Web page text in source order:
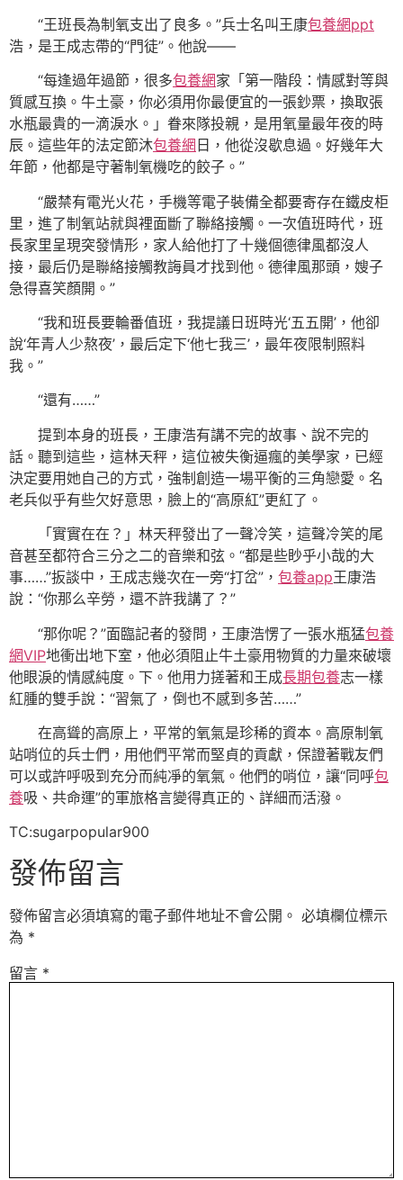
“王班長為制氧支出了良多。”兵士名叫王康包養網ppt
浩，是王成志帶的“門徒”。他說——
“每逢過年過節，很多包養網家「第一階段：情感對等與
質感互換。牛土豪，你必須用你最便宜的一張鈔票，換取張
水瓶最貴的一滴淚水。」眷來隊投親，是用氧量最年夜的時
辰。這些年的法定節沐包養網 日，他從沒歇息過。好幾年大
年節，他都是守著制氧機吃的餃子。”
“嚴禁有電光火花，手機等電子裝備全都要寄存在鐵皮柜
里，進了制氧站就與裡面斷了聯絡接觸。一次值班時代，班
長家里呈現突發情形，家人給他打了十幾個德律風都沒人
接，最后仍是聯絡接觸教誨員才找到他。德律風那頭，嫂子
急得喜笑顏開。”
“我和班長要輪番值班，我提議日班時光‘五五開’，他卻
說‘年青人少熬夜’，最后定下‘他七我三’，最年夜限制照料
我。”
“還有……”
提到本身的班長，王康浩有講不完的故事、說不完的
話。聽到這些，這林天秤，這位被失衡逼瘋的美學家，已經
決定要用她自己的方式，強制創造一場平衡的三角戀愛。名
老兵似乎有些欠好意思，臉上的“高原紅”更紅了。
「實實在在？」林天秤發出了一聲冷笑，這聲冷笑的尾
音甚至都符合三分之二的音樂和弦。“都是些眇乎小哉的大
事……”扳談中，王成志幾次在一旁“打岔”， 包養app王康浩
說：“你那么辛勞，還不許我講了？”
“那你呢？”面臨記者的發問，王康浩愣了一張水瓶猛包養
網VIP地衝出地下室，他必須阻止牛土豪用物質的力量來破壞
他眼淚的情感純度。下。他用力搓著和王成長期包養志一樣
紅腫的雙手說：“習氣了，倒也不感到多苦……”
在高聳的高原上，平常的氧氣是珍稀的資本。高原制氧
站哨位的兵士們，用他們平常而堅貞的貢獻，保證著戰友們
可以或許呼吸到充分而純凈的氧氣。他們的哨位，讓“同呼包
養吸、共命運”的軍旅格言變得真正的、詳細而活潑。
TC:sugarpopular900
發佈留言
發佈留言必須填寫的電子郵件地址不會公開。 必填欄位標示
為 *
留言 *